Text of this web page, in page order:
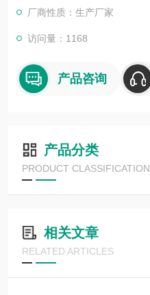
厂商性质：生产厂家
访问量：1168
产品咨询
产品分类
PRODUCT CLASSIFICATION
相关文章
RELATED ARTICLES